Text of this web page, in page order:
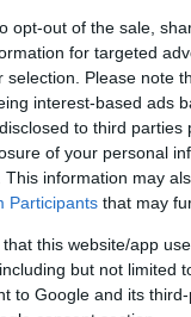
opt-out of the sale,
for targeted
selection. Please note
interest-based ads
to third
of your personal
This information may
Participants that may
that this website/app
but not limited
to Google and its
Csopakon található.
hazánk
Duna-Ipoly NP
2021.
Ki ne
egyike